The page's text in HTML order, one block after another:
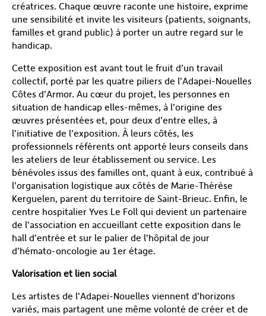
créatrices. Chaque œuvre raconte une histoire, exprime
une sensibilité et invite les visiteurs (patients, soignants,
familles et grand public) à porter un autre regard sur le
handicap.
Cette exposition est avant tout le fruit d’un travail
collectif, porté par les quatre piliers de l’Adapei-Nouelles
Côtes d’Armor. Au cœur du projet, les personnes en
situation de handicap elles-mêmes, à l’origine des
œuvres présentées et, pour deux d’entre elles, à
l’initiative de l’exposition. À leurs côtés, les
professionnels référents ont apporté leurs conseils dans
les ateliers de leur établissement ou service. Les
bénévoles issus des familles ont, quant à eux, contribué à
l’organisation logistique aux côtés de Marie-Thérèse
Kerguelen, parent du territoire de Saint-Brieuc. Enfin, le
centre hospitalier Yves Le Foll qui devient un partenaire
de l’association en accueillant cette exposition dans le
hall d’entrée et sur le palier de l’hôpital de jour
d’hémato-oncologie au 1er étage.
Valorisation et lien social
Les artistes de l’Adapei-Nouelles viennent d’horizons
variés, mais partagent une même volonté de créer et de